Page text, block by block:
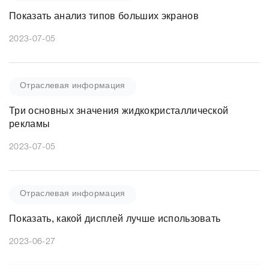
Показать анализ типов больших экранов
2023-07-05
Отраслевая информация
Три основных значения жидкокристаллической
рекламы
2023-07-05
Отраслевая информация
Показать, какой дисплей лучше использовать
2023-06-27